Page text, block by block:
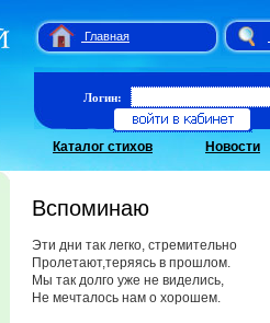
Главная
Логин:
Каталог стихов Новости
Вспоминаю
Эти дни так легко, стремительно
Пролетают,теряясь в прошлом.
Мы так долго уже не виделись,
Не мечталось нам о хорошем.